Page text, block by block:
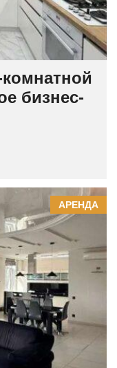
бизнес-
АРЕНДА